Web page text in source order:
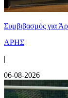
Συμβιβασμός για
ΑΡΗΣ
|
06-08-2026